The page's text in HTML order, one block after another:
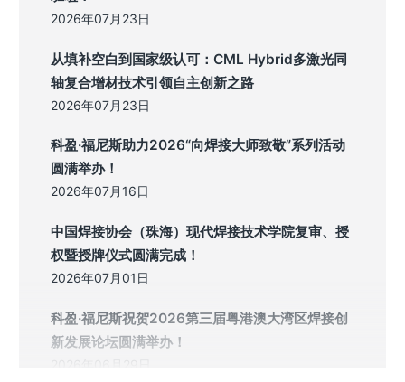
2026年07月23日
从填补空白到国家级认可：CML Hybrid多激光同
轴复合增材技术引领自主创新之路
2026年07月23日
科盈·福尼斯助力2026“向焊接大师致敬”系列活动
圆满举办！
2026年07月16日
中国焊接协会（珠海）现代焊接技术学院复审、授
权暨授牌仪式圆满完成！
2026年07月01日
科盈·福尼斯祝贺2026第三届粤港澳大湾区焊接创
新发展论坛圆满举办！